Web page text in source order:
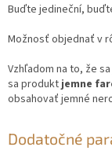
Buďte jedineční,
Možnosť objednať v
Vzhľadom na to, že
sa produkt jemne
obsahovať jemné
Dodatočné